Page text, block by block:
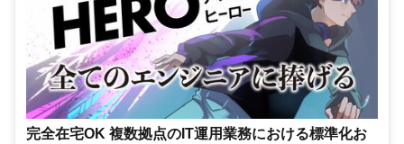
完全在宅OK 複数拠点のIT運用業務における標準化お